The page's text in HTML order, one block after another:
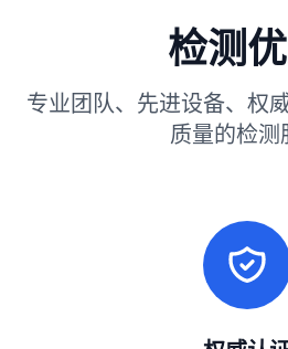
检测
专业团队、先进设备、权
质量的检测